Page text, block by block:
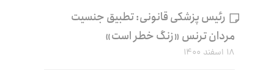
رئیس پزشکی قانونی: تطبیق جنسیت
مردان ترنس «زنگ خطر است»
۱۸ اسفند ۱۴۰۰